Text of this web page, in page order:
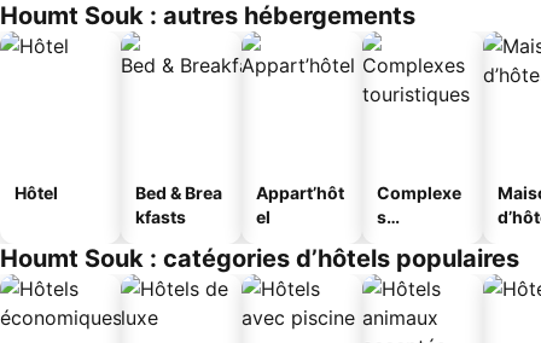
Houmt Souk : autres hébergements
Hôtel
Bed & Brea
kfasts
Appart’hôt
el
Complexe
s
s
Houmt Souk : catégories d’hôtels populaires